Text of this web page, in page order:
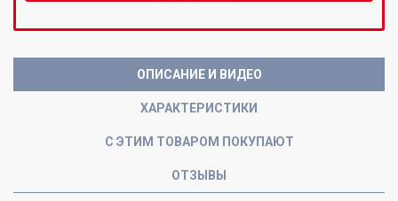
ОПИСАНИЕ И ВИДЕО
ХАРАКТЕРИСТИКИ
С ЭТИМ ТОВАРОМ ПОКУПАЮТ
ОТЗЫВЫ